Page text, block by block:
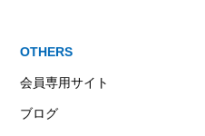
OTHERS
会員専用サイト
ブログ